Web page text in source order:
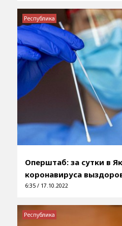
Оперштаб: за сутки в
коронавируса
6:35 / 17.10.2022
Республика
Республика